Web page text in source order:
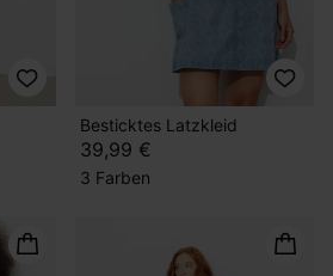
Besticktes Latzkleid
39,99 €
3 Farben